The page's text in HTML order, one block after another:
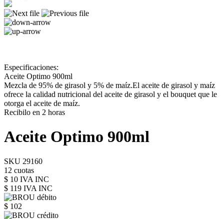
Especificaciones:
Aceite Optimo 900ml
Mezcla de 95% de girasol y 5% de maíz.El aceite de girasol y maíz
ofrece la calidad nutricional del aceite de girasol y el bouquet que le
otorga el aceite de maíz.
Recibilo en 2 horas
Aceite Optimo 900ml
SKU 29160
12 cuotas
$ 10 IVA INC
$ 119 IVA INC
$ 102